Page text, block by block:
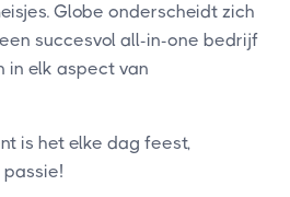
Globe onderscheidt zich
succesvol all-in-one bedrijf
in elk aspect van
is het elke dag feest,